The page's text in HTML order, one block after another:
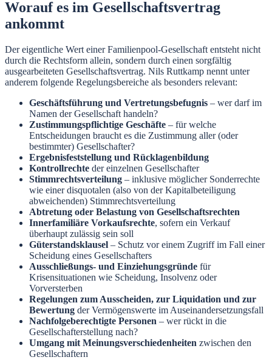
Worauf es im Gesellschaftsvertrag
ankommt
Der eigentliche Wert einer Familienpool-Gesellschaft entsteht nicht
durch die Rechtsform allein, sondern durch einen sorgfältig
ausgearbeiteten Gesellschaftsvertrag. Nils Ruttkamp nennt unter
anderem folgende Regelungsbereiche als besonders relevant:
Geschäftsführung und Vertretungsbefugnis – wer darf im
Namen der Gesellschaft handeln?
Zustimmungspflichtige Geschäfte – für welche
Entscheidungen braucht es die Zustimmung aller (oder
bestimmter) Gesellschafter?
Ergebnisfeststellung und Rücklagenbildung
Kontrollrechte der einzelnen Gesellschafter
Stimmrechtsverteilung – inklusive möglicher Sonderrechte
wie einer disquotalen (also von der Kapitalbeteiligung
abweichenden) Stimmrechtsverteilung
Abtretung oder Belastung von Gesellschaftsrechten
Innerfamiliäre Vorkaufsrechte, sofern ein Verkauf
überhaupt zulässig sein soll
Güterstandsklausel – Schutz vor einem Zugriff im Fall einer
Scheidung eines Gesellschafters
Ausschließungs- und Einziehungsgründe für
Krisensituationen wie Scheidung, Insolvenz oder
Vorversterben
Regelungen zum Ausscheiden, zur Liquidation und zur
Bewertung der Vermögenswerte im Auseinandersetzungsfall
Nachfolgeberechtigte Personen – wer rückt in die
Gesellschafterstellung nach?
Umgang mit Meinungsverschiedenheiten zwischen den
Gesellschaftern